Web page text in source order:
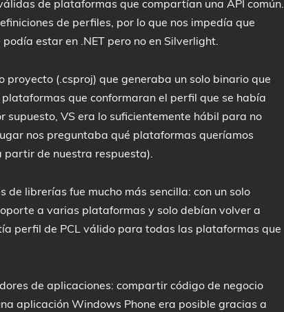
de plataformas que compartían una API común.
de perfiles, por lo que nos impedía que
estar en .NET pero no en Silverlight.
proyecto (.csproj) que generaba un solo binario que
que conformaran el perfil que se había
supuesto, VS era lo suficientemente hábil para no
nos preguntaba qué plataformas queríamos
de nuestra respuesta).
de librerías fue mucho más sencilla: con un solo
a varias plataformas y solo debían volver a
perfil de PCL válido para todas las plataformas que
de aplicaciones: compartir código de negocio
aplicación Windows Phone era posible gracias a